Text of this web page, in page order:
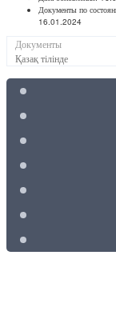
Документы по
16.01.2024
Документы
Қазақ тілінде